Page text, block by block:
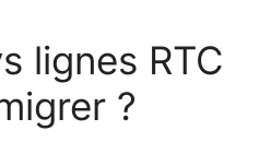
lignes RTC
?